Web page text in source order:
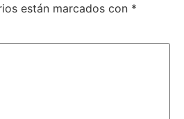
están marcados con *